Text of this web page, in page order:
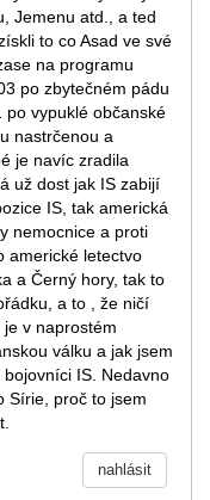
Jemenu atd., a ted
to co Asad ve své
na programu
po zbytečném pádu
po vypuklé občanské
nastrčenou a
je navíc zradila
už dost jak IS zabijí
IS, tak americká
nemocnice a proti
americké letectvo
a Černý hory, tak to
a to , že ničí
v naprostém
válku a jak jsem
IS. Nedavno
Sírie, proč to jsem
nahlásit